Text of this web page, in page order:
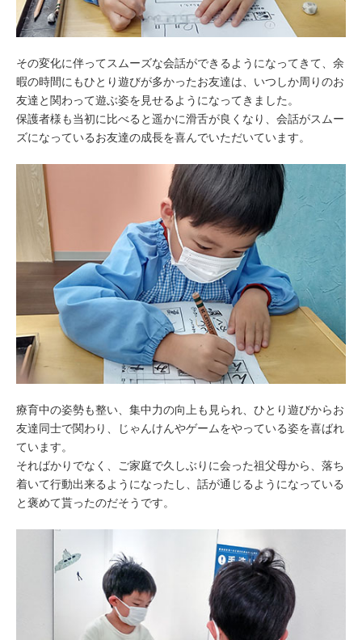
その変化に伴ってスムーズな会話ができるようになってきて、余
暇の時間にもひとり遊びが多かったお友達は、いつしか周りのお
友達と関わって遊ぶ姿を見せるようになってきました。
保護者様も当初に比べると遥かに滑舌が良くなり、会話がスムー
ズになっているお友達の成長を喜んでいただいています。
療育中の姿勢も整い、集中力の向上も見られ、ひとり遊びからお
友達同士で関わり、じゃんけんやゲームをやっている姿を喜ばれ
ています。
そればかりでなく、ご家庭で久しぶりに会った祖父母から、落ち
着いて行動出来るようになったし、話が通じるようになっている
と褒めて貰ったのだそうです。